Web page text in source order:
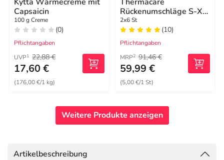
Capsaicin
100 g Creme
(0)
Pflichtangaben
UVP1 22,88 €
17,60 €
(176,00 €/1 kg)
Rückenumschläge S-XL
zur Schmerzlinderung
2x6 St
(10)
Pflichtangaben
MRP2 91,46 €
59,99 €
(5,00 €/1 St)
Weitere Produkte anzeigen
Artikelbeschreibung